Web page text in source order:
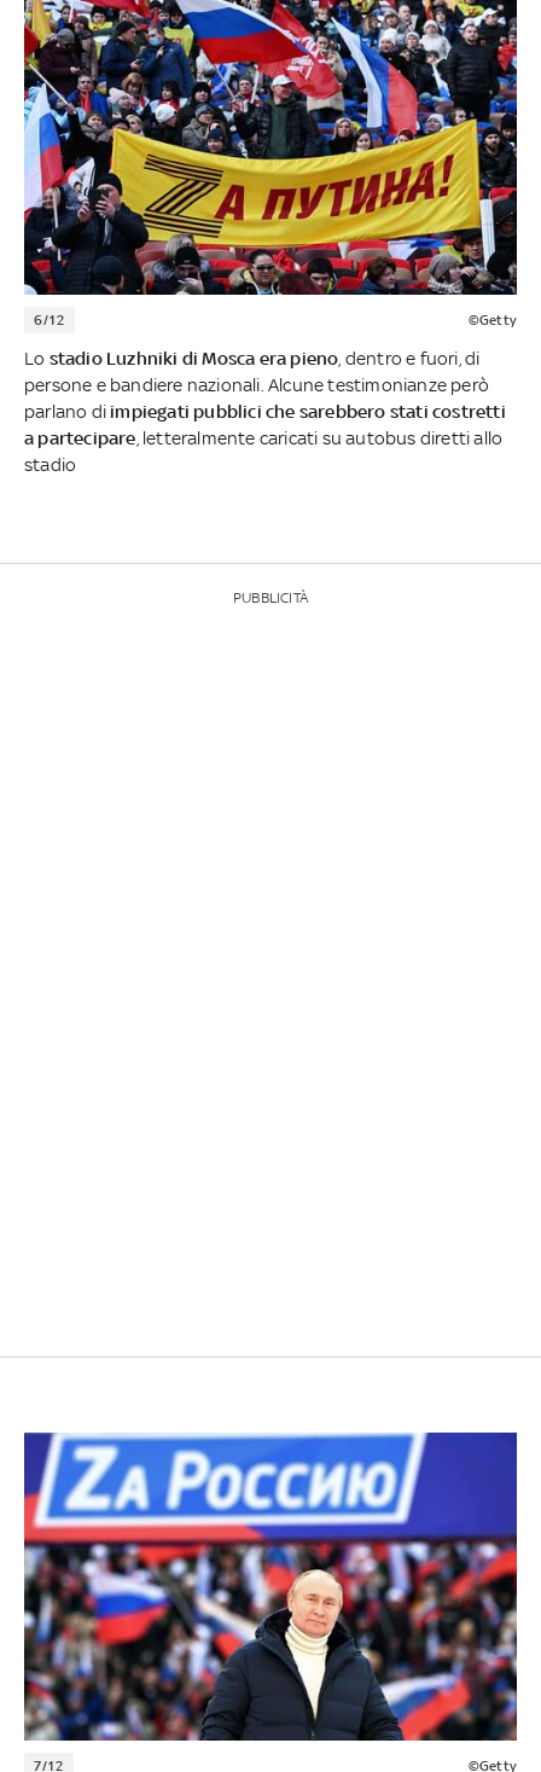
6/12 ©Getty
Lo stadio Luzhniki di Mosca era pieno , dentro e fuori, di
persone e bandiere nazionali. Alcune testimonianze però
parlano di impiegati pubblici che sarebbero stati costretti
a partecipare , letteralmente caricati su autobus diretti allo
stadio
PUBBLICITÀ
7/12 ©Getty